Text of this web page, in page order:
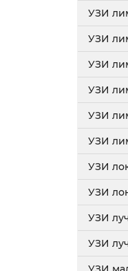
УЗИ
УЗИ
УЗИ
УЗИ
УЗИ
УЗИ
УЗИ
УЗИ
УЗИ
УЗИ